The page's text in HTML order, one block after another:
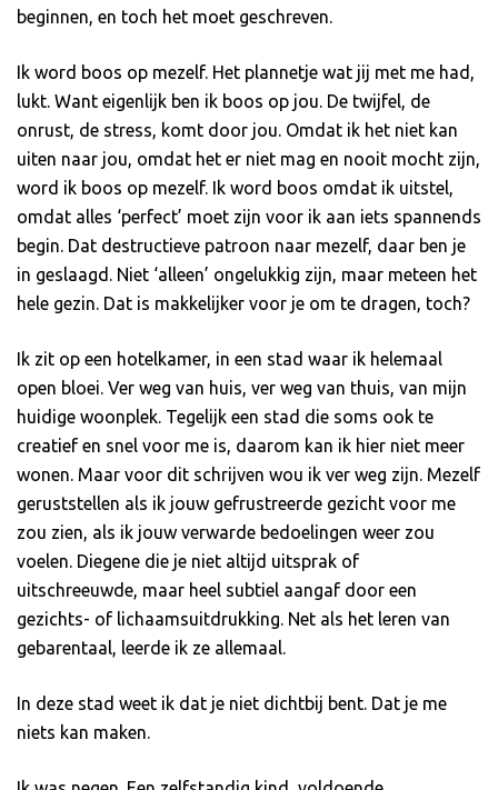
beginnen, en toch het moet geschreven.
Ik word boos op mezelf. Het plannetje wat jij met me had,
lukt. Want eigenlijk ben ik boos op jou. De twijfel, de
onrust, de stress, komt door jou. Omdat ik het niet kan
uiten naar jou, omdat het er niet mag en nooit mocht zijn,
word ik boos op mezelf. Ik word boos omdat ik uitstel,
omdat alles ‘perfect’ moet zijn voor ik aan iets spannends
begin. Dat destructieve patroon naar mezelf, daar ben je
in geslaagd. Niet ‘alleen’ ongelukkig zijn, maar meteen het
hele gezin. Dat is makkelijker voor je om te dragen, toch?
Ik zit op een hotelkamer, in een stad waar ik helemaal
open bloei. Ver weg van huis, ver weg van thuis, van mijn
huidige woonplek. Tegelijk een stad die soms ook te
creatief en snel voor me is, daarom kan ik hier niet meer
wonen. Maar voor dit schrijven wou ik ver weg zijn. Mezelf
geruststellen als ik jouw gefrustreerde gezicht voor me
zou zien, als ik jouw verwarde bedoelingen weer zou
voelen. Diegene die je niet altijd uitsprak of
uitschreeuwde, maar heel subtiel aangaf door een
gezichts- of lichaamsuitdrukking. Net als het leren van
gebarentaal, leerde ik ze allemaal.
In deze stad weet ik dat je niet dichtbij bent. Dat je me
niets kan maken.